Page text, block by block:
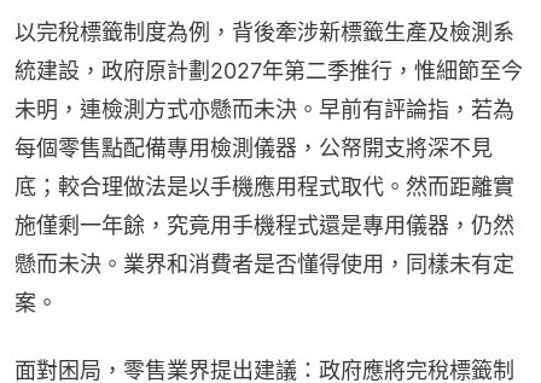
以完稅標籤制度為例，背後牽涉新標籤生產及檢測系
統建設，政府原計劃2027年第二季推行，惟細節至今
未明，連檢測方式亦懸而未決。早前有評論指，若為
每個零售點配備專用檢測儀器，公帑開支將深不見
底；較合理做法是以手機應用程式取代。然而距離實
施僅剩一年餘，究竟用手機程式還是專用儀器，仍然
懸而未決。業界和消費者是否懂得使用，同樣未有定
案。
面對困局，零售業界提出建議：政府應將完稅標籤制